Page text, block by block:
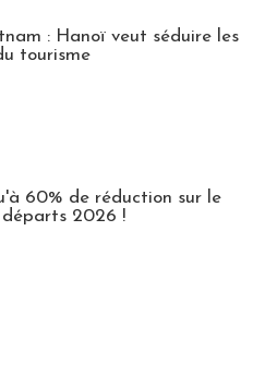
: Hanoï veut séduire les
tourisme
60% de réduction sur le
départs 2026 !